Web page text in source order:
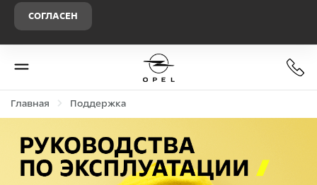
СОГЛАСЕН
Главная Поддержка